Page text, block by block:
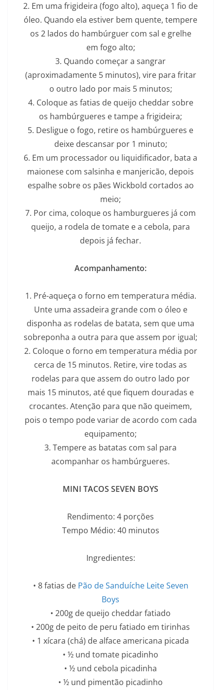
2. Em uma frigideira (fogo alto), aqueça 1 fio de
óleo. Quando ela estiver bem quente, tempere
os 2 lados do hambúrguer com sal e grelhe
em fogo alto;
3. Quando começar a sangrar
(aproximadamente 5 minutos), vire para fritar
o outro lado por mais 5 minutos;
4. Coloque as fatias de queijo cheddar sobre
os hambúrgueres e tampe a frigideira;
5. Desligue o fogo, retire os hambúrgueres e
deixe descansar por 1 minuto;
6. Em um processador ou liquidificador, bata a
maionese com salsinha e manjericão, depois
espalhe sobre os pães Wickbold cortados ao
meio;
7. Por cima, coloque os hamburgueres já com
queijo, a rodela de tomate e a cebola, para
depois já fechar.
Acompanhamento:
1. Pré-aqueça o forno em temperatura média.
Unte uma assadeira grande com o óleo e
disponha as rodelas de batata, sem que uma
sobreponha a outra para que assem por igual;
2. Coloque o forno em temperatura média por
cerca de 15 minutos. Retire, vire todas as
rodelas para que assem do outro lado por
mais 15 minutos, até que fiquem douradas e
crocantes. Atenção para que não queimem,
pois o tempo pode variar de acordo com cada
equipamento;
3. Tempere as batatas com sal para
acompanhar os hambúrgueres.
MINI TACOS SEVEN BOYS
Rendimento: 4 porções
Tempo Médio: 40 minutos
Ingredientes:
• 8 fatias de Pão de Sanduíche Leite Seven
Boys
• 200g de queijo cheddar fatiado
• 200g de peito de peru fatiado em tirinhas
• 1 xícara (chá) de alface americana picada
• ½ und tomate picadinho
• ½ und cebola picadinha
• ½ und pimentão picadinho